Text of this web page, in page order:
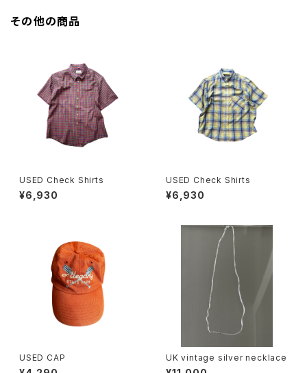
その他の商品
USED Check Shirts
¥6,930
USED Check Shirts
¥6,930
USED CAP UK vintage silver necklace